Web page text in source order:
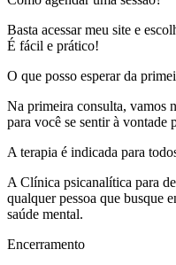
Basta acessar meu site e
É fácil e prático!
O que posso esperar da
Na primeira consulta, vamos
para você se sentir à vontade
A terapia é indicada para
A Clínica psicanalítica para
qualquer pessoa que busque
saúde mental.
Encerramento